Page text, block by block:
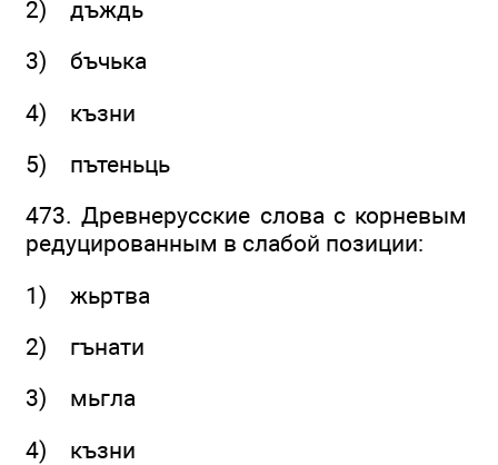
2) дъждь
3) бъчька
4) къзни
5) пътеньць
473. Древнерусские слова с корневым
редуцированным в слабой позиции:
1) жьртва
2) гънати
3) мьгла
4) къзни